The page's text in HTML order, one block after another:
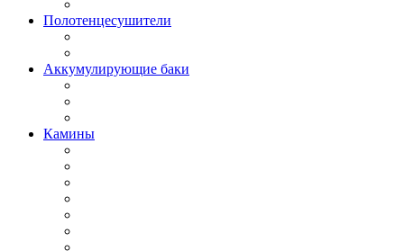
Полотенцесушители
Аккумулирующие баки
Камины